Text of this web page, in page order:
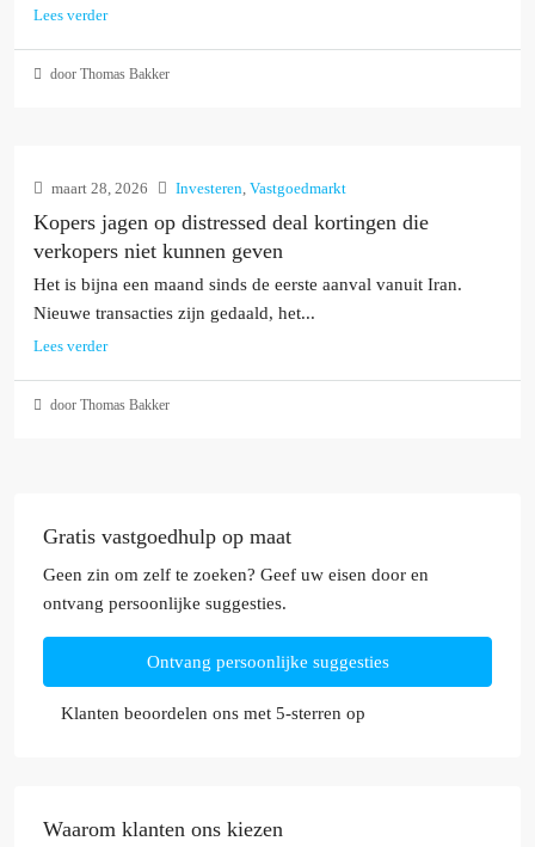
Lees verder
door Thomas Bakker
maart 28, 2026 Investeren, Vastgoedmarkt
Kopers jagen op distressed deal kortingen die
verkopers niet kunnen geven
Het is bijna een maand sinds de eerste aanval vanuit Iran.
Nieuwe transacties zijn gedaald, het...
Lees verder
door Thomas Bakker
Gratis vastgoedhulp op maat
Geen zin om zelf te zoeken? Geef uw eisen door en
ontvang persoonlijke suggesties.
Ontvang persoonlijke suggesties
Klanten beoordelen ons met 5-sterren op
Waarom klanten ons kiezen